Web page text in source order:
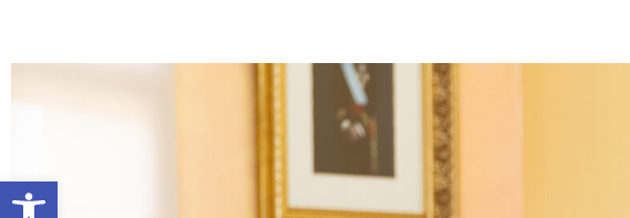
Abrir barra de herramientas